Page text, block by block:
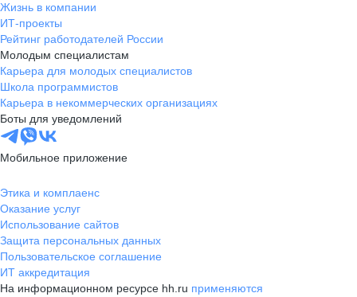
Жизнь в компании
ИТ-проекты
Рейтинг работодателей России
Молодым специалистам
Карьера для молодых специалистов
Школа программистов
Карьера в некоммерческих организациях
Боты для уведомлений
Мобильное приложение
Этика и комплаенс
Оказание услуг
Использование сайтов
Защита персональных данных
Пользовательское соглашение
ИТ аккредитация
На информационном ресурсе hh.ru применяются